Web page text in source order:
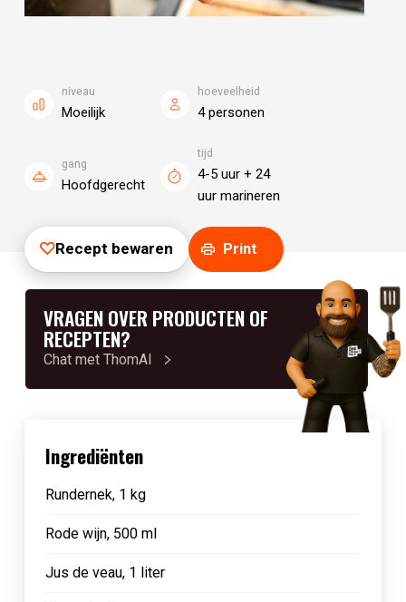
niveau
Moeilijk
hoeveelheid
4 personen
gang
Hoofdgerecht
tijd
4-5 uur + 24
uur marineren
Recept bewaren Print
VRAGEN OVER PRODUCTEN OF
RECEPTEN?
Chat met ThomAI
Ingrediënten
Rundernek, 1 kg
Rode wijn, 500 ml
Jus de veau, 1 liter